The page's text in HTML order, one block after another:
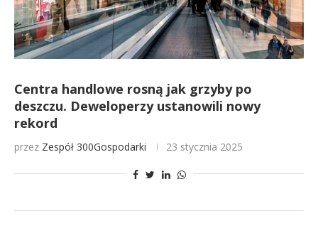
Centra handlowe rosną jak grzyby po
deszczu. Deweloperzy ustanowili nowy
rekord
przez Zespół 300Gospodarki 23 stycznia 2025